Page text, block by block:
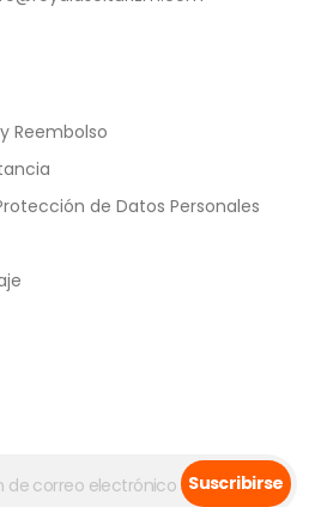
Reembolso
de Datos Personales
Suscribirse